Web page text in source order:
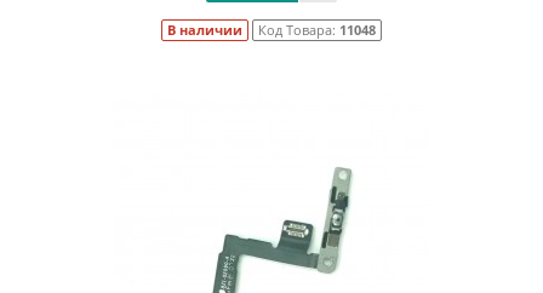
В наличии Код Товара: 11048